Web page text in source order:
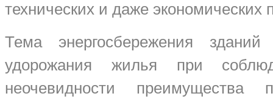
технических и даже экономических
Тема энергосбережения
удорожания жилья при
неочевидности